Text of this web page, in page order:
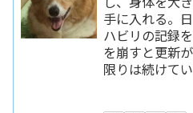
手に入れる。
ハビリの記録
を崩すと更新
限りは続けて